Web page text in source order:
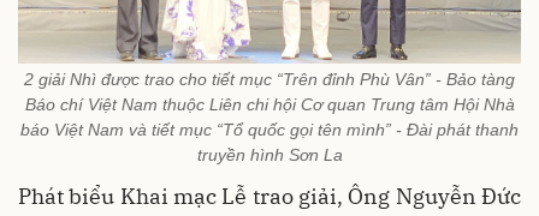
2 giải Nhì được trao cho tiết mục “Trên đỉnh Phù Vân” - Bảo tàng
Báo chí Việt Nam thuộc Liên chi hội Cơ quan Trung tâm Hội Nhà
báo Việt Nam và tiết mục “Tổ quốc gọi tên mình” - Đài phát thanh
truyền hình Sơn La
Phát biểu Khai mạc Lễ trao giải, Ông Nguyễn Đức